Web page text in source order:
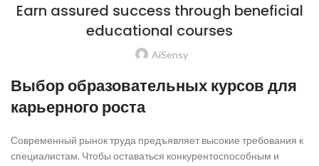
Earn assured success through beneficial
educational courses
AiSensy
Выбор образовательных курсов для
карьерного роста
Современный рынок труда предъявляет высокие требования к
специалистам. Чтобы оставаться конкурентоспособным и